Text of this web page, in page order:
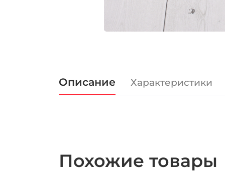
Описание Характеристики
Похожие товары